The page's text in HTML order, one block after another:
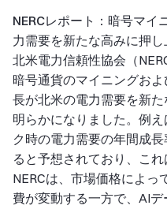
NERCレポート：暗号マイ
力需要を新たな高みに押し
北米電力信頼性協会（
暗号通貨のマイニングお
長が北米の電力需要を新
明らかになりました。例
ク時の電力需要の年間成
ると予想されており、これ
NERCは、市場価格によっ
費が変動する一方で、AI